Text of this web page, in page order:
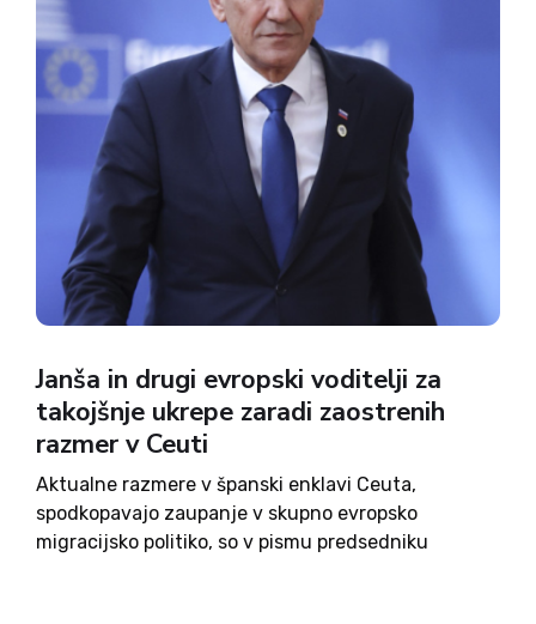
Janša in drugi evropski voditelji za
takojšnje ukrepe zaradi zaostrenih
razmer v Ceuti
Aktualne razmere v španski enklavi Ceuta,
spodkopavajo zaupanje v skupno evropsko
migracijsko politiko, so v pismu predsedniku